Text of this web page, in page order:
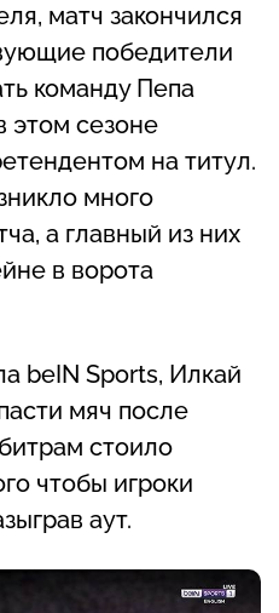
матч закончился
победители
команду Пепа
этом сезоне
на титул.
много
а главный из них
в ворота
beIN Sports, Илкай
мяч после
стоило
чтобы игроки
аут.